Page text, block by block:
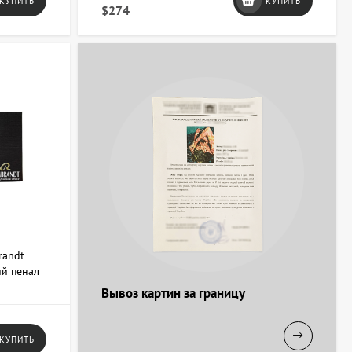
$274
пенал
Вывоз картин за границу